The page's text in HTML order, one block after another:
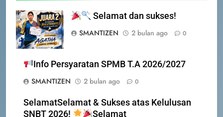
Selamat dan sukses!
SMANTIZEN
2 bulan ago 0
Info Persyaratan SPMB T.A 2026/2027
SMANTIZEN
2 bulan ago 0
SelamatSelamat & Sukses atas Kelulusan
SNBT 2026!
Selamat
SOSIALISASI MPLS UNTUK
ORANG TUA MURID KELAS X
PEMBEKALAN MPLS (Masa
MPLS 2026 SEKOLAH